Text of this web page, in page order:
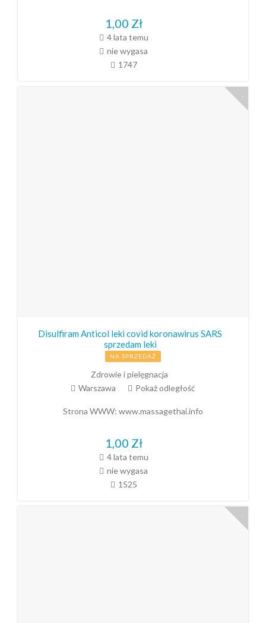
1,00 Zł
4 lata temu
nie wygasa
1747
Disulfiram Anticol leki covid koronawirus SARS
sprzedam leki
NA SPRZEDAŻ
Zdrowie i pielęgnacja
Warszawa
Pokaż odległość
Strona WWW: www.massagethai.info
1,00 Zł
4 lata temu
nie wygasa
1525